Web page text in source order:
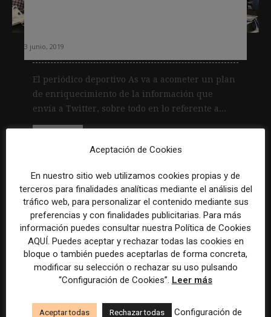
3 junio, 2019
El periódico deportivo As va a acometer un plan
de enriquecimiento de la información que
envía a Twitter, sobre todo en lo referente a...
ABC pregunta datos a los suscriptores
para empezar a personalizar la
información
Aceptación de Cookies
En nuestro sitio web utilizamos cookies propias y de
terceros para finalidades analíticas mediante el análisis del
tráfico web, para personalizar el contenido mediante sus
preferencias y con finalidades publicitarias. Para más
información puedes consultar nuestra Política de Cookies
AQUÍ. Puedes aceptar y rechazar todas las cookies en
bloque o también puedes aceptarlas de forma concreta,
modificar su selección o rechazar su uso pulsando
“Configuración de Cookies”. Leer más
Aceptar todas Rechazar todas
Configuración de